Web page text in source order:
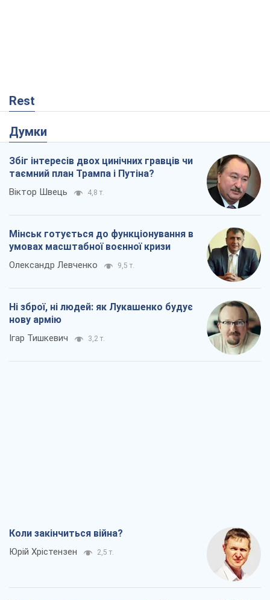
Rest
Думки
Збіг інтересів двох цинічних гравців чи
таємний план Трампа і Путіна?
Віктор Швець 4,8 т.
Мінськ готується до функціонування в
умовах масштабної воєнної кризи
Олександр Левченко 9,5 т.
Ні зброї, ні людей: як Лукашенко будує
нову армію
Ігар Тишкевич 3,2 т.
Коли закінчиться війна?
Юрій Хрістензен 2,5 т.